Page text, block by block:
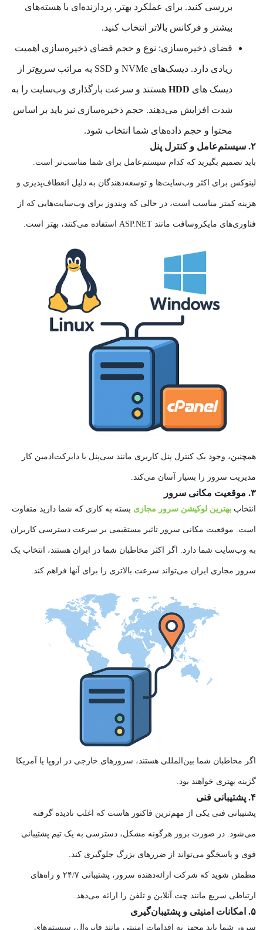
بررسی کنید. برای عملکرد بهتر، پردازنده‌ای با هسته‌های
بیشتر و فرکانس بالاتر انتخاب کنید.
فضای ذخیره‌سازی: نوع و حجم فضای ذخیره‌سازی اهمیت
زیادی دارد. دیسک‌های NVMe و SSD به مراتب سریع‌تر از
دیسک‌ های HDD هستند و سرعت بارگذاری وب‌سایت را به
شدت افزایش می‌دهند. حجم ذخیره‌سازی نیز باید بر اساس
محتوا و حجم داده‌های شما انتخاب شود.
۲. سیستم‌عامل و کنترل پنل
باید تصمیم بگیرید که کدام سیستم‌عامل برای شما مناسب‌تر است.
لینوکس برای اکثر وب‌سایت‌ها و توسعه‌دهندگان به دلیل انعطاف‌پذیری و
هزینه کمتر مناسب است، در حالی که ویندوز برای وب‌سایت‌هایی که از
فناوری‌های مایکروسافت مانند ASP.NET استفاده می‌کنند، بهتر است.
همچنین، وجود یک کنترل پنل کاربری مانند سی‌پنل یا دایرکت‌ادمین کار
مدیریت سرور را بسیار آسان می‌کند.
۳. موقعیت مکانی سرور
انتخاب بهترین لوکیشن سرور مجازی بسته به کاری که شما دارید متفاوت
است. موقعیت مکانی سرور تاثیر مستقیمی بر سرعت دسترسی کاربران
به وب‌سایت شما دارد. اگر اکثر مخاطبان شما در ایران هستند، انتخاب یک
سرور مجازی ایران می‌تواند سرعت بالاتری را برای آنها فراهم کند.
اگر مخاطبان شما بین‌المللی هستند، سرورهای خارجی در اروپا یا آمریکا
گزینه بهتری خواهند بود.
۴. پشتیبانی فنی
پشتیبانی فنی یکی از مهم‌ترین فاکتور هاست که اغلب نادیده گرفته
می‌شود. در صورت بروز هرگونه مشکل، دسترسی به یک تیم پشتیبانی
قوی و پاسخگو می‌تواند از ضررهای بزرگ جلوگیری کند.
مطمئن شوید که شرکت ارائه‌دهنده سرور، پشتیبانی ۲۴/۷ و راه‌های
ارتباطی سریع مانند چت آنلاین و تلفن را ارائه می‌دهد.
۵. امکانات امنیتی و پشتیبان‌گیری
سرور شما باید مجهز به اقدامات امنیتی مانند فایروال، سیستم‌های